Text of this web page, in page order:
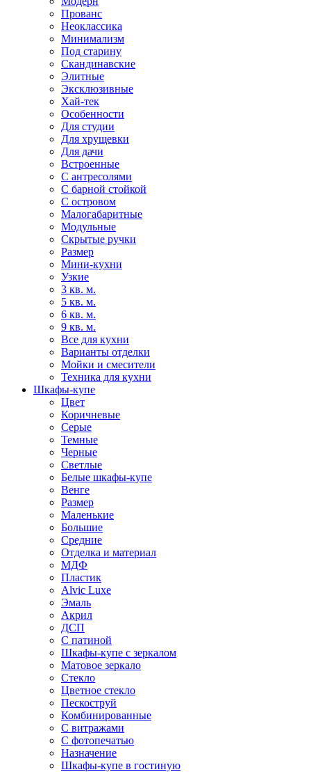
Прованс
Неоклассика
Минимализм
Под старину
Скандинавские
Элитные
Эксклюзивные
Хай-тек
Особенности
Для студии
Для хрущевки
Для дачи
Встроенные
С антресолями
С барной стойкой
С островом
Малогабаритные
Модульные
Скрытые ручки
Размер
Мини-кухни
Узкие
3 кв. м.
5 кв. м.
6 кв. м.
9 кв. м.
Все для кухни
Варианты отделки
Мойки и смесители
Техника для кухни
Шкафы-купе
Цвет
Коричневые
Серые
Темные
Черные
Светлые
Белые шкафы-купе
Венге
Размер
Маленькие
Большие
Средние
Отделка и материал
МДФ
Пластик
Alvic Luxe
Эмаль
Акрил
ДСП
С патиной
Шкафы-купе с зеркалом
Матовое зеркало
Стекло
Цветное стекло
Пескоструй
Комбинированные
С витражами
С фотопечатью
Назначение
Шкафы-купе в гостиную